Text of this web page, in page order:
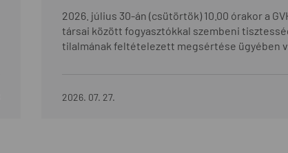
2026. július 30-án (csütörtök) 10.00 órakor a
társai között fogyasztókkal szembeni
tilalmának feltételezett megsértése ügyében
2026. 07. 27.